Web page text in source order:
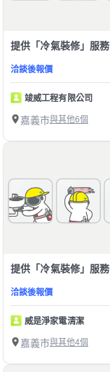
提供「冷氣裝修」服務
洽談後報價
竣威工程有限公司
嘉義市與其他6個
提供「冷氣裝修」服務
洽談後報價
威是淨家電清潔
嘉義市與其他4個